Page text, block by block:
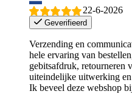
22-6-2026
Geverifieerd
Verzending en
hele ervaring van
gebitsafdruk, retourneren
uiteindelijke uitwerking
Ik beveel deze webshop